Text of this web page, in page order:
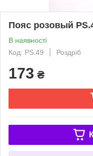
Пояс розовый
В наявності
Код: PS.49
Роздріб
173 ₴